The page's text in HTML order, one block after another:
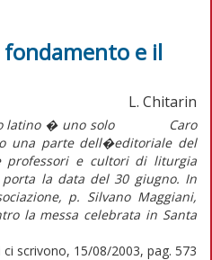
fondamento e il
L. Chitarin
Il rito latino � uno solo Caro
dell�editoriale del
professori e cultori di liturgia
porta la data del 30 giugno. In
p. Silvano Maggiani,
la messa celebrata in Santa
scrivono, 15/08/2003, pag. 573